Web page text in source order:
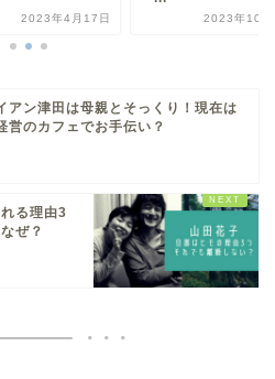
2023年10月28日
アン津田は母親とそっくり！現在は
営のカフェでお手伝い？
る理由3
ぜ？